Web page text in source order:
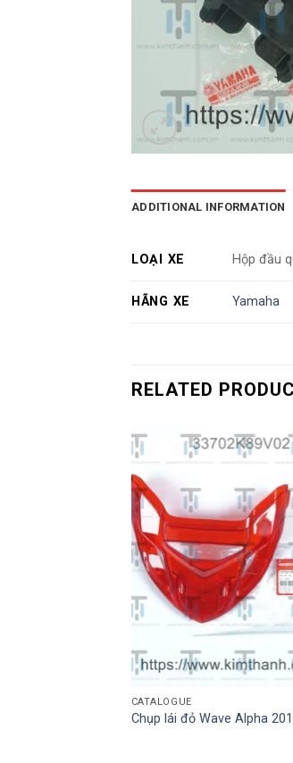
ADDITIONAL INFORMATION
LOẠI XE Hộp đầu
HÃNG XE Yamaha
RELATED
CATALOGUE
Chụp lái đỏ Wave Alpha